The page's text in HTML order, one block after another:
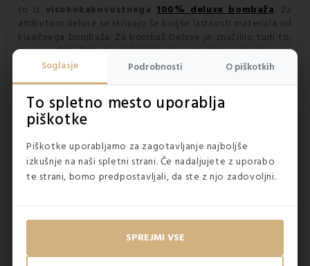
Soglasje Podrobnosti O piškotkih
To spletno mesto uporablja
piškotke
Piškotke uporabljamo za zagotavljanje najboljše
izkušnje na naši spletni strani. Če nadaljujete z uporabo
te strani, bomo predpostavljali, da ste z njo zadovoljni.
SPREJMI VSE
so iz visokokakovostnega100% deluxe bombaža. Za
atributom deluxe se skrivajo še boljše lastnosti materiala od
klasičnega bombaža. Za bombaž Deluxe je značilno tudi to,
da je mehkejši, bolj gladek, hkrati pa tudi trpežen, barvno
obstojen in močnejši.